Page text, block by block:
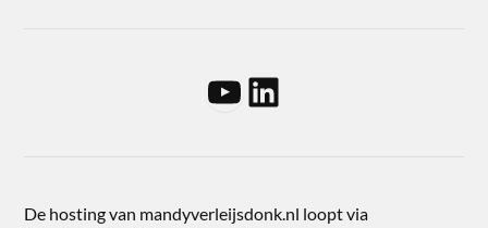
De hosting van mandyverleijsdonk.nl loopt via